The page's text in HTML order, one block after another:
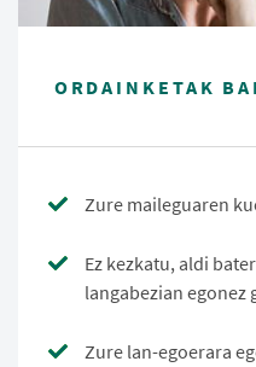
ORDAINKETAK
Zure maileguaren
Ez kezkatu, aldi
langabezian egonez
Zure lan-egoerara